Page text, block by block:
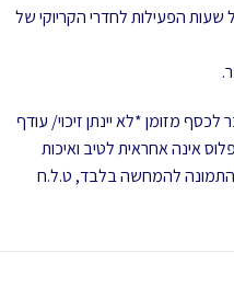
לזוג עד 3 שעות בכל שעות הפעילות לחדרי הקריוקי של
מזומן *לא יינתן זיכוי/ עודף
אינה אחראית לטיב ואיכות
*התמונה להמחשה בלבד, ט.ל.ח